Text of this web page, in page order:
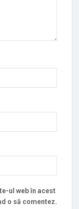
ul web în acest
o să comentez.